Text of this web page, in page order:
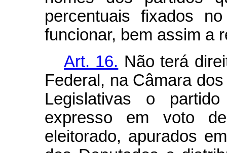
percentuais fixados
funcionar, bem assim a
Art. 16. Não terá
Federal, na Câmara
Legislativas o
expresso em voto
eleitorado, apurados